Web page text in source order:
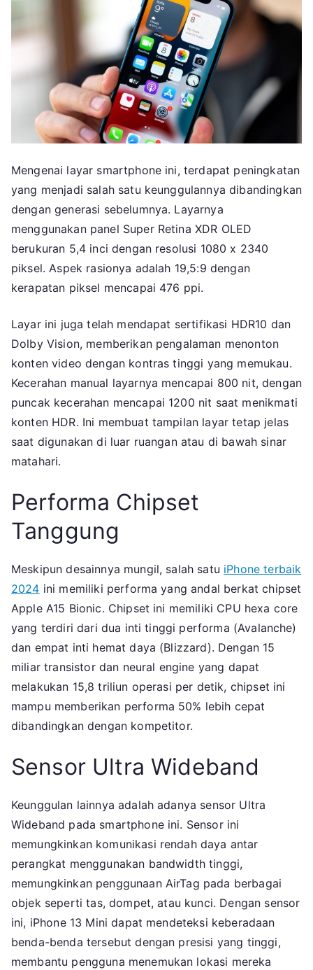
Mengenai layar smartphone ini, terdapat peningkatan
yang menjadi salah satu keunggulannya dibandingkan
dengan generasi sebelumnya. Layarnya
menggunakan panel Super Retina XDR OLED
berukuran 5,4 inci dengan resolusi 1080 x 2340
piksel. Aspek rasionya adalah 19,5:9 dengan
kerapatan piksel mencapai 476 ppi.
Layar ini juga telah mendapat sertifikasi HDR10 dan
Dolby Vision, memberikan pengalaman menonton
konten video dengan kontras tinggi yang memukau.
Kecerahan manual layarnya mencapai 800 nit, dengan
puncak kecerahan mencapai 1200 nit saat menikmati
konten HDR. Ini membuat tampilan layar tetap jelas
saat digunakan di luar ruangan atau di bawah sinar
matahari.
Performa Chipset
Tanggung
Meskipun desainnya mungil, salah satu iPhone terbaik
2024 ini memiliki performa yang andal berkat chipset
Apple A15 Bionic. Chipset ini memiliki CPU hexa core
yang terdiri dari dua inti tinggi performa (Avalanche)
dan empat inti hemat daya (Blizzard). Dengan 15
miliar transistor dan neural engine yang dapat
melakukan 15,8 triliun operasi per detik, chipset ini
mampu memberikan performa 50% lebih cepat
dibandingkan dengan kompetitor.
Sensor Ultra Wideband
Keunggulan lainnya adalah adanya sensor Ultra
Wideband pada smartphone ini. Sensor ini
memungkinkan komunikasi rendah daya antar
perangkat menggunakan bandwidth tinggi,
memungkinkan penggunaan AirTag pada berbagai
objek seperti tas, dompet, atau kunci. Dengan sensor
ini, iPhone 13 Mini dapat mendeteksi keberadaan
benda-benda tersebut dengan presisi yang tinggi,
membantu pengguna menemukan lokasi mereka